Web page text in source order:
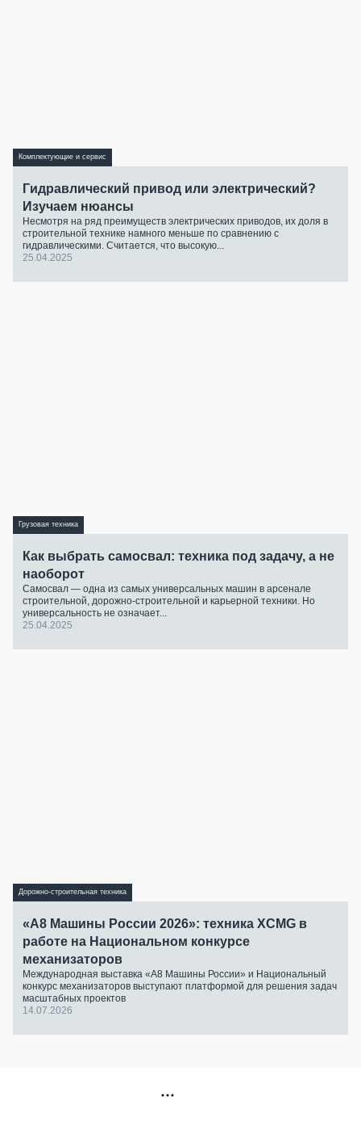
Комплектующие и сервис
Гидравлический привод или электрический?
Изучаем нюансы
Несмотря на ряд преимуществ электрических приводов, их доля в
строительной технике намного меньше по сравнению с
гидравлическими. Считается, что высокую...
25.04.2025
Грузовая техника
Как выбрать самосвал: техника под задачу, а не
наоборот
Самосвал — одна из самых универсальных машин в арсенале
строительной, дорожно-строительной и карьерной техники. Но
универсальность не означает...
25.04.2025
Дорожно-строительная техника
«А8 Машины России 2026»: техника XCMG в
работе на Национальном конкурсе
механизаторов
Международная выставка «А8 Машины России» и Национальный
конкурс механизаторов выступают платформой для решения задач
масштабных проектов
14.07.2026